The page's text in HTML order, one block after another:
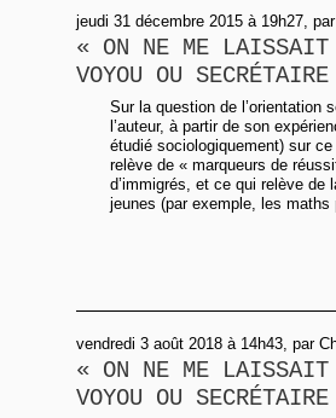
jeudi 31 décembre 2015 à 19h27,
« ON NE ME LAISSAIT
VOYOU OU
Sur la question de l’orientation
l’auteur, à partir de son
étudié sociologiquement) sur
relève de « marqueurs de
d’immigrés, et ce qui relève
jeunes (par exemple, les maths
vendredi 3 août 2018 à 14h43, par
« ON NE ME LAISSAIT
VOYOU OU